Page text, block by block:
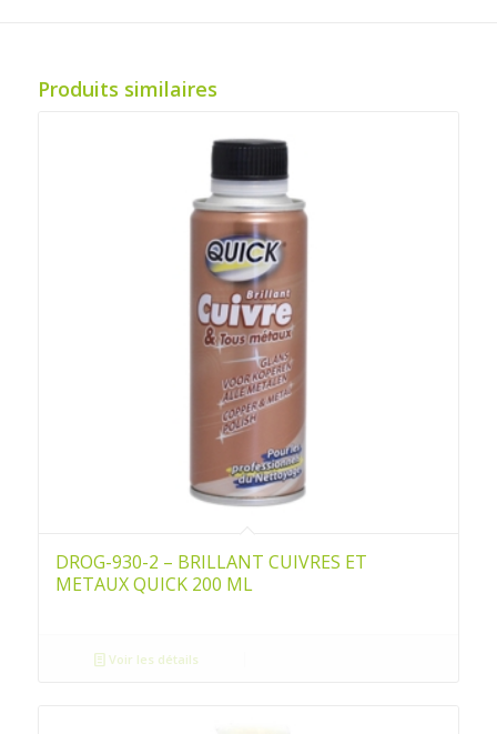
Produits similaires
DROG-930-2 – BRILLANT CUIVRES ET
METAUX QUICK 200 ML
Voir les détails